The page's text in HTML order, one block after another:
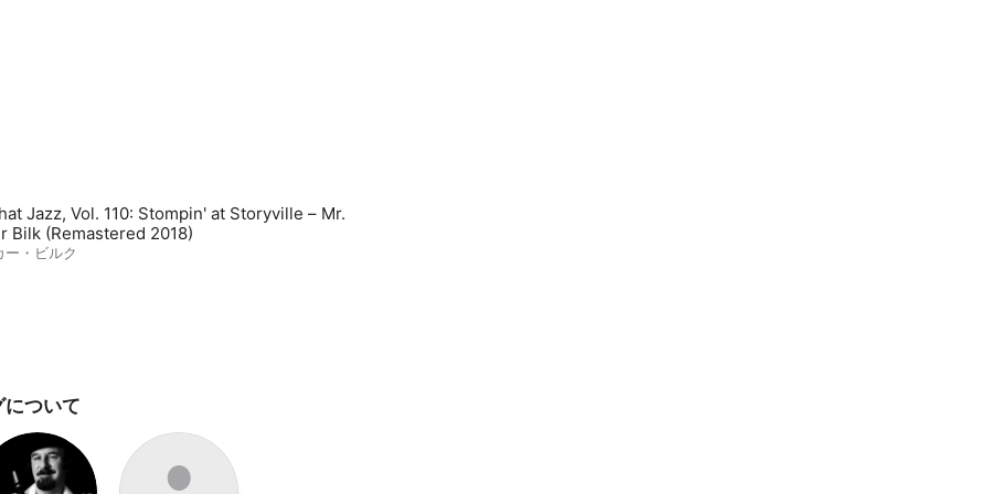
Jazz, Vol. 110: Stompin' at Storyville – Mr.
Bilk (Remastered 2018)
ー・ビルク
ついて